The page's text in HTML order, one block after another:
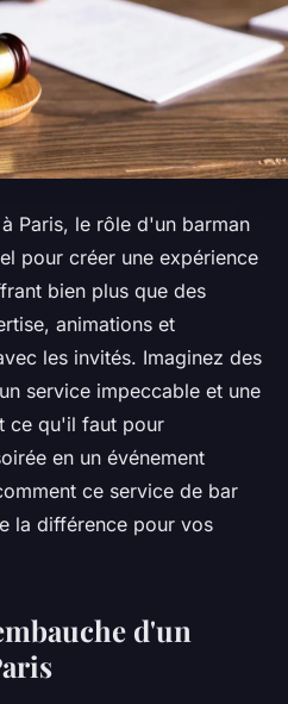
Paris, le rôle d'un barman
pour créer une expérience
bien plus que des
animations et
les invités. Imaginez des
service impeccable et une
ce qu'il faut pour
en un événement
ce service de bar
la différence pour vos
d'un